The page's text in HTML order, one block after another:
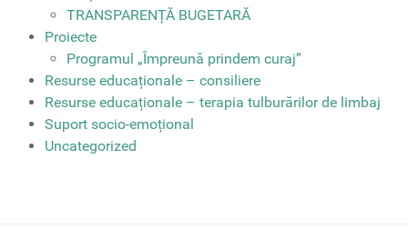
TRANSPARENȚĂ BUGETARĂ
Proiecte
Programul „Împreună prindem curaj”
Resurse educaționale – consiliere
Resurse educaționale – terapia tulburărilor de limbaj
Suport socio-emoțional
Uncategorized